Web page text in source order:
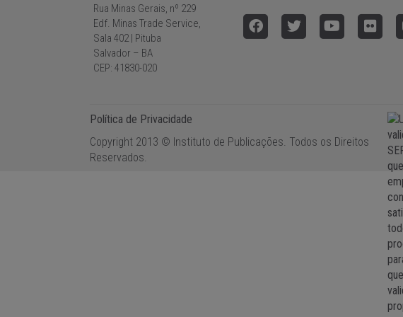
Rua Minas Gerais, nº 229
Edf. Minas Trade Service,
Sala 402 | Pituba
Salvador – BA
CEP: 41830-020
Política de Privacidade
Copyright 2013 © Instituto de Publicações. Todos os Direitos
Reservados.